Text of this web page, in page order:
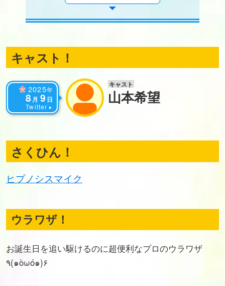
キャスト！
2025年
8 月 9 日
Twitter
キャスト
山本希望
さくひん！
ヒプノシスマイク
ウラワザ！
お誕生日を追い駆けるのに超便利なプロのウラワザ
٩(๑òωó๑)۶